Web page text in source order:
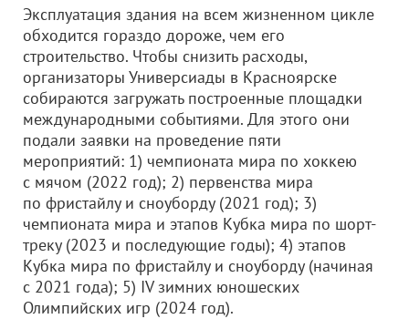
Эксплуатация здания на всем жизненном цикле
обходится гораздо дороже, чем его
строительство. Чтобы снизить расходы,
организаторы Универсиады в Красноярске
собираются загружать построенные площадки
международными событиями. Для этого они
подали заявки на проведение пяти
мероприятий: 1) чемпионата мира по хоккею
с мячом (2022 год); 2) первенства мира
по фристайлу и сноуборду (2021 год); 3)
чемпионата мира и этапов Кубка мира по шорт-
треку (2023 и последующие годы); 4) этапов
Кубка мира по фристайлу и сноуборду (начиная
с 2021 года); 5) IV зимних юношеских
Олимпийских игр (2024 год).